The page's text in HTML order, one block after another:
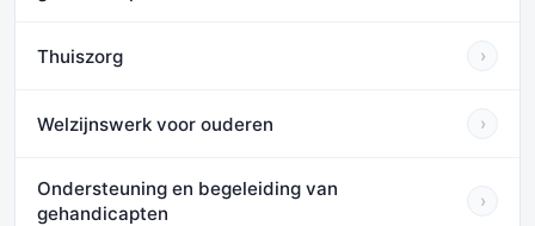
Thuiszorg ›
Welzijnswerk voor ouderen ›
Ondersteuning en begeleiding van
gehandicapten
›